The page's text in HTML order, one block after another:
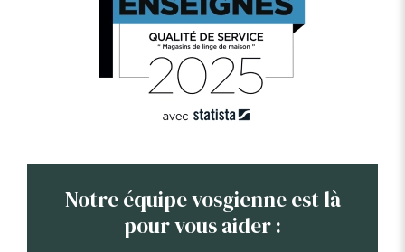
Notre équipe vosgienne est là
pour vous aider :